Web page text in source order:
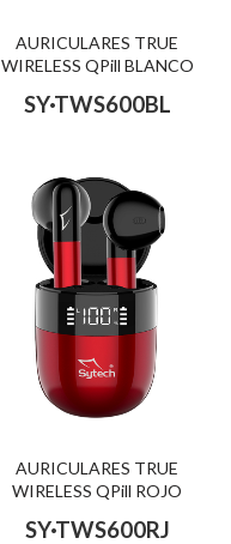
AURICULARES TRUE
WIRELESS QPill BLANCO
SY·TWS600BL
AURICULARES TRUE
WIRELESS QPill ROJO
SY·TWS600RJ